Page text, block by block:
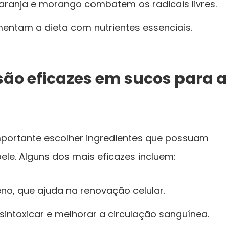
e morango combatem os radicais livres.
a dieta com nutrientes essenciais.
eficazes em sucos para a
escolher ingredientes que possuam
Alguns dos mais eficazes incluem:
que ajuda na renovação celular.
e melhorar a circulação sanguínea.